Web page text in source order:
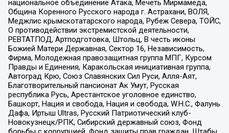
национальное объединение Атака, Мечеть Мирмамеда,
Община Коренного Русского народа г. Астрахани, ВОЛЯ,
Меджлис крымскотатарского народа, Рубеж Севера, ТОЙС,
О противодействии экстремистской деятельности,
РЕВТАТПОД, Артподготовка, Штольц, В честь иконы
Божией Матери Державная, Сектор 16, Независимость,
Фирма, Молодежная правозащитная группа МПГ, Курсом
Правды и Единения, Каракольская инициативная группа,
Автоград Крю, Союз Славянских Сил Руси, Алля-Аят,
Благотворительный пансионат Ак Умут, Русская
республика Русь, Арестантское уголовное единство,
Башкорт, Нация и свобода, Нация и свобода, W.H.С., Фалунь
Дафа, Иртыш Ultras, Русский Патриотический клуб-
Новокузнецк/РПК, Сибирский державный союз, Фонд